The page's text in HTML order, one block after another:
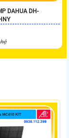
DAHUA DH-